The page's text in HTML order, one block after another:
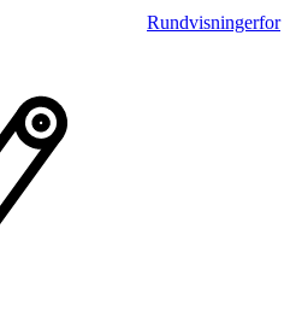
Rundvisningerfor